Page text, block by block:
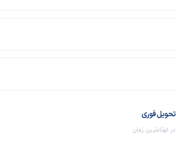
تحویل فوری
در کوتاه‌ترین زمان